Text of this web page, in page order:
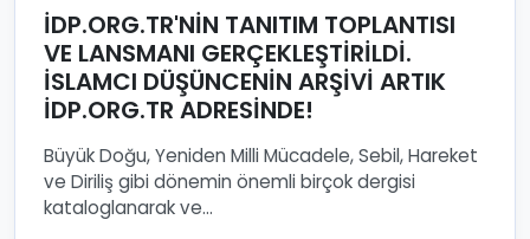
İDP.ORG.TR'NİN TANITIM TOPLANTISI
VE LANSMANI GERÇEKLEŞTİRİLDİ.
İSLAMCI DÜŞÜNCENİN ARŞİVİ ARTIK
İDP.ORG.TR ADRESİNDE!
Büyük Doğu, Yeniden Milli Mücadele, Sebil, Hareket
ve Diriliş gibi dönemin önemli birçok dergisi
kataloglanarak ve...